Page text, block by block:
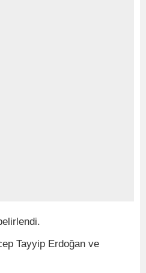
Tayyip Erdoğan ve